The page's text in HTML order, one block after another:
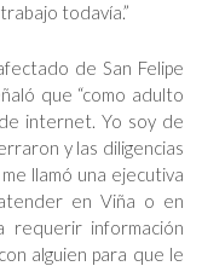
todavía.”
de San Felipe
que “como adulto
internet. Yo soy de
y las diligencias
llamó una ejecutiva
en Viña o en
requerir información
alguien para que le